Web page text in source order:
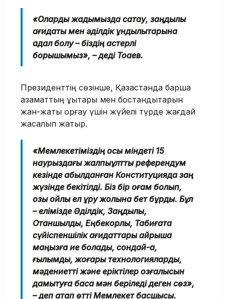
«Оларды жадымызда сақтау, заңдылық
қағидаты мен әділдік құндылықтарына
адал болу – біздің қастерлі
борышымыз», – деді Тоқаев.
Президенттің сөзінше, Қазақстанда барша
азаматтың құқықтары мен бостандықтарын
жан-жақты қорғау үшін жүйелі түрде жағдай
жасалып жатыр.
«Мемлекетіміздің осы міндеті 15
наурыздағы жалпыұлттық референдум
кезінде қабылданған Конституцияда заң
жүзінде бекітілді. Біз бір қоғам болып,
озық ойлы ел құру жолына бет бұрдық. Бұл
– елімізде Әділдік, Заңдылық,
Отаншылдық, Еңбекқорлық, Табиғатқа
сүйіспеншілік қағидаттары айрықша
маңызға ие болады, сондай-ақ,
ғылымды, жоғары технологияларды,
мәдениетті және еріктілер қозғалысын
дамытуға баса мән беріледі деген сөз»,
– деп атап өтті Мемлекет басшысы.